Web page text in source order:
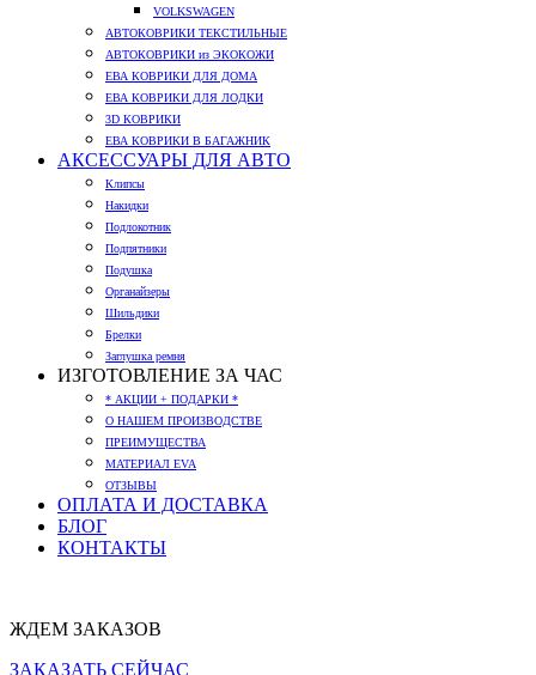
VOLKSWAGEN
АВТОКОВРИКИ ТЕКСТИЛЬНЫЕ
АВТОКОВРИКИ из ЭКОКОЖИ
ЕВА КОВРИКИ ДЛЯ ДОМА
ЕВА КОВРИКИ ДЛЯ ЛОДКИ
3D КОВРИКИ
ЕВА КОВРИКИ В БАГАЖНИК
АКСЕССУАРЫ ДЛЯ АВТО
Клипсы
Накидки
Подлокотник
Подпятники
Подушка
Органайзеры
Шильдики
Брелки
Заглушка ремня
ИЗГОТОВЛЕНИЕ ЗА ЧАС
* АКЦИИ + ПОДАРКИ *
О НАШЕМ ПРОИЗВОДСТВЕ
ПРЕИМУЩЕСТВА
МАТЕРИАЛ EVA
ОТЗЫВЫ
ОПЛАТА И ДОСТАВКА
БЛОГ
КОНТАКТЫ
ЖДЕМ ЗАКАЗОВ
ЗАКАЗАТЬ СЕЙЧАС